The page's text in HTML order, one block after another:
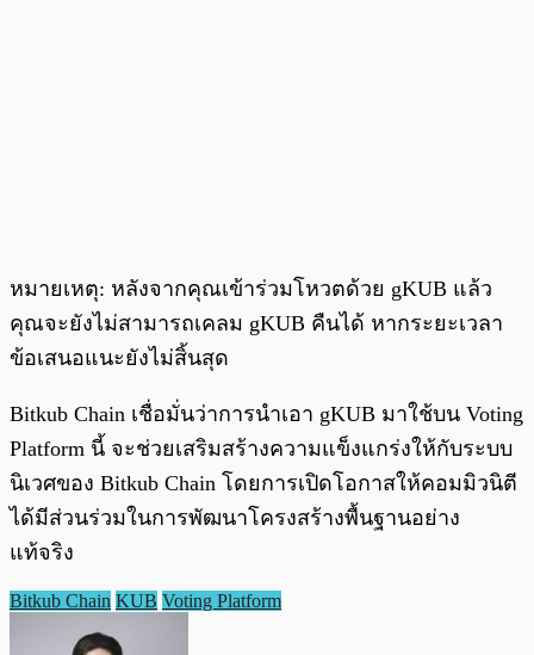
หมายเหตุ: หลังจากคุณเข้าร่วมโหวตด้วย gKUB แล้ว
คุณจะยังไม่สามารถเคลม gKUB คืนได้ หากระยะเวลา
ข้อเสนอแนะยังไม่สิ้นสุด
Bitkub Chain เชื่อมั่นว่าการนำเอา gKUB มาใช้บน Voting
Platform นี้ จะช่วยเสริมสร้างความแข็งแกร่งให้กับระบบ
นิเวศของ Bitkub Chain โดยการเปิดโอกาสให้คอมมิวนิตี
ได้มีส่วนร่วมในการพัฒนาโครงสร้างพื้นฐานอย่าง
แท้จริง
Bitkub Chain KUB Voting Platform